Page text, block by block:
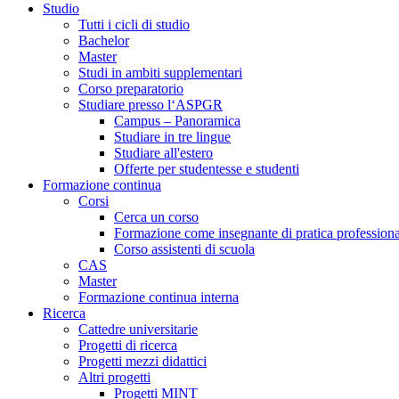
Studio
Tutti i cicli di studio
Bachelor
Master
Studi in ambiti supplementari
Corso preparatorio
Studiare presso l‘ASPGR
Campus – Panoramica
Studiare in tre lingue
Studiare all'estero
Offerte per studentesse e studenti
Formazione continua
Corsi
Cerca un corso
Formazione come insegnante di pratica
Corso assistenti di scuola
CAS
Master
Formazione continua interna
Ricerca
Cattedre universitarie
Progetti di ricerca
Progetti mezzi didattici
Altri progetti
Progetti MINT